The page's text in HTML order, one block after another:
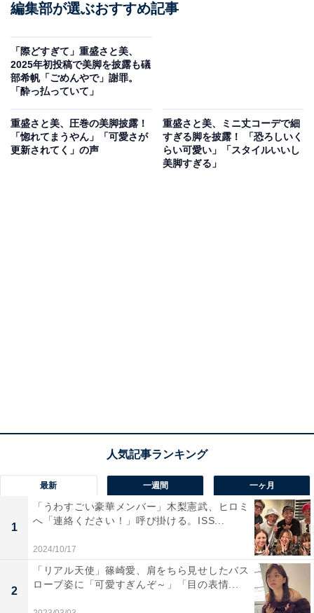
編集部が選ぶおすすめ記事
「際どすぎて」重盛さと美、
2025年初投稿で美脚を披露も礒
部希帆「ごめんやで」謝罪。
「酔っ払っていて」
重盛さと美、圧巻の美脚披露！
「惚れてまうやん」「可愛さが
更新されてく」の声
重盛さと美、ミニ丈コーデで細
すぎる脚を披露！ 「恐ろしいく
らい可愛い」「スタイルいいし
美脚すぎる」
最新 一週間 一ヶ月
1
「うわすごい豪華メンバー」木梨憲武、ヒロミ
へ「連絡ください！」呼び掛ける。ISS...
2024/10/17
2
「リアル天使」篠崎愛、肩をちら見せしたバス
ローブ姿に「可愛すぎんぞ～」「目の表情...